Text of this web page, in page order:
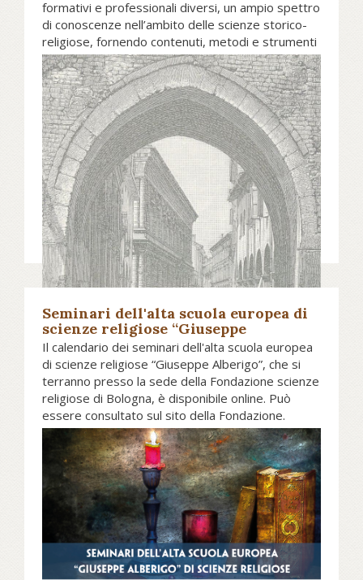
formativi e professionali diversi, un ampio spettro
di conoscenze nell’ambito delle scienze storico-
religiose, fornendo contenuti, metodi e strumenti
per la comprensione dei testi, delle culture, delle
dottrine, delle tradizioni e delle pratiche dei tre
monoteismi: ebraismo, cristianesimo e islam.
Ricercatori e docenti universitari di fama
internazionale sono stati invitati a tenere le lezioni
e i seminari di discussione, con l’obiettivo di
fornire ai partecipanti gli strumenti per
interpretare i fenomeni storico-religiosi del
passato e comprendere le dinamiche del
presente, in vista anche dei loro prevedibili
sviluppi per il futuro.
Consulta il programma formativo del Master
in Pluralismo religioso e sapere storico...
posticipata all’11 ottobre 2019
17 Settembre 2019
Seminari dell'alta scuola europea di
scienze religiose “Giuseppe
Alberigo”
Il calendario dei seminari dell'alta scuola europea
di scienze religiose “Giuseppe Alberigo”, che si
terranno presso la sede della Fondazione scienze
religiose di Bologna, è disponibile online. Può
essere consultato sul sito della Fondazione.
Vai al calendario dei seminari dell'alta scuola
europea "Giuseppe Alberigo"...